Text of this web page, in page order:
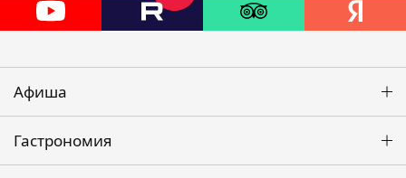
Афиша
Гастрономия